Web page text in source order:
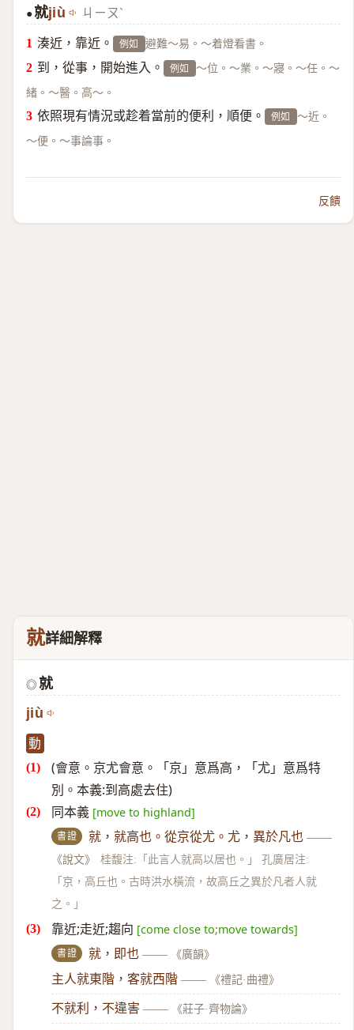
● 就jiù ㄐㄧㄡˋ
湊近，靠近。 例如 避難～易。～着燈看書。
到，從事，開始進入。 例如 ～位。～業。～寢。～任。～
緒。～醫。高～。
依照現有情況或趁着當前的便利，順便。 例如 ～近。
～便。～事論事。
反饋
就詳細解釋
◎ 就
jiù
動
(會意。京尤會意。「京」意爲高，「尤」意爲特
別。本義:到高處去住)
同本義 [move to highland]
書證 就，就高也。從京從尤。尤，異於凡也 ——
《說文》
桂馥注:「此言人就高以居也。」 孔廣居注:
「京，高丘也。古時洪水橫流，故高丘之異於凡者人就
之。」
靠近;走近;趨向 [come close to;move towards]
書證 就，即也 —— 《廣韻》
主人就東階，客就西階 —— 《禮記·曲禮》
不就利，不違害 —— 《莊子·齊物論》